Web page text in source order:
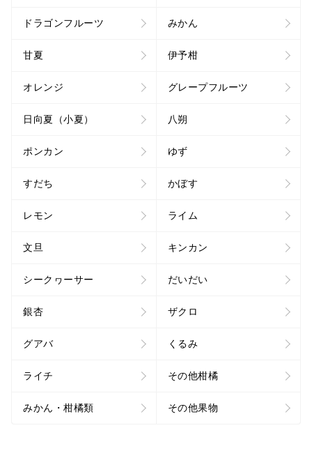
ドラゴンフルーツ みかん
甘夏 伊予柑
オレンジ グレープフルーツ
日向夏（小夏） 八朔
ポンカン ゆず
すだち かぼす
レモン ライム
文旦 キンカン
シークヮーサー だいだい
銀杏 ザクロ
グアバ くるみ
ライチ その他柑橘
みかん・柑橘類 その他果物